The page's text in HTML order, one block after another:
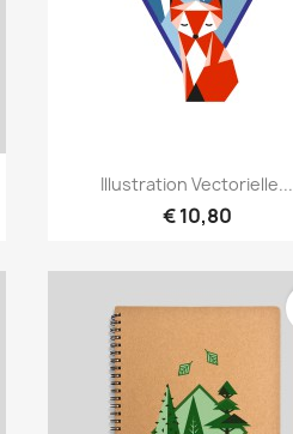
Snel bekijken
Illustration Vectorielle...
€ 10,80